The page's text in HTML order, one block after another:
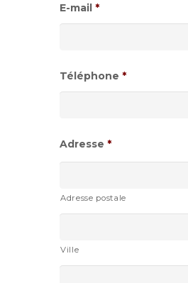
de
date
MM
E-mail *
Téléphone *
Adresse *
Adresse postale
Ville